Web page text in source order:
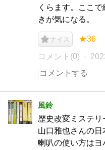
くらます。ここ
きが気になる。
ナイス ★36
コメント(0)
風鈴
歴史改変ミステ
山口雅也さんの日
喇叭の使い方はヨ